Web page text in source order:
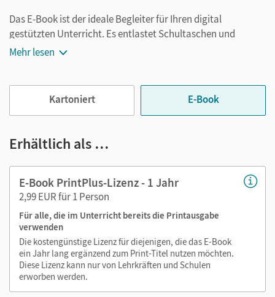
Das E-Book ist der ideale Begleiter für Ihren digital
gestützten Unterricht. Es entlastet Schultaschen und
Rucksäcke und ist jederzeit unkompliziert verfügbar.
Notizen erstellen
Text ergänzen
im Text suchen
zoomen
Die Medien sind wichtige Bestandteile dieses E-Books. Sie
sind seitengenau platziert, damit Sie und Ihre Schüler/-innen
jederzeit unkompliziert darauf zugreifen können. So
gestalten Sie das Lehren und Lernen zeitsparend und
abwechslungsreich. Kein Medienwechsel! Kein
zeitaufwendiges Suchen!
Mehr lesen
Kartoniert E-Book
Erhältlich als …
E-Book PrintPlus-Lizenz - 1 Jahr
2,99 EUR für 1 Person
Für alle, die im Unterricht bereits die Printausgabe
verwenden
Die kostengünstige Lizenz für diejenigen, die das E-Book
ein Jahr lang ergänzend zum Print-Titel nutzen möchten.
Diese Lizenz kann nur von Lehrkräften und Schulen
erworben werden.